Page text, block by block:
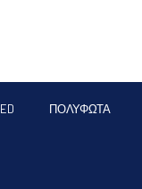
ΠΟΛΎΦΩΤΑ